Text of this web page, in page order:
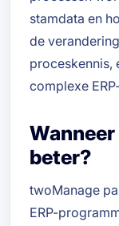
stamdata en
de
proceskennis,
complexe
beter?
twoManage
ERP-